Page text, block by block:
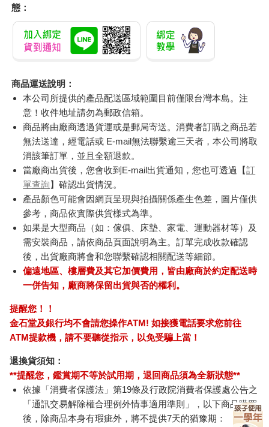
態：
商品運送說明：
本公司所提供的產品配送區域範圍目前僅限台灣本島。注
意！收件地址請勿為郵政信箱。
商品將由廠商透過貨運或是郵局寄送。消費者訂購之商品若
無法送達，經電話或 E-mail無法聯繫逾三天者，本公司將取
消該筆訂單，並且全額退款。
當廠商出貨後，您會收到E-mail出貨通知，您也可透過【訂
單查詢】確認出貨情況。
產品顏色可能會因網頁呈現與拍攝關係產生色差，圖片僅供
參考，商品依實際供貨樣式為準。
如果是大型商品（如：傢俱、床墊、家電、運動器材等）及
需安裝商品，請依商品頁面說明為主。訂單完成收款確認
後，出貨廠商將會和您聯繫確認相關配送等細節。
偏遠地區、樓層費及其它加價費用，皆由廠商於約定配送時
一併告知，廠商將保留出貨與否的權利。
提醒您！！
金石堂及銀行均不會請您操作ATM! 如接獲電話要求您前往
ATM提款機，請不要聽從指示，以免受騙上當！
退換貨須知：
**提醒您，鑑賞期不等於試用期，退回商品須為全新狀態**
依據「消費者保護法」第19條及行政院消費者保護處公告之
「通訊交易解除權合理例外情事適用準則」，以下商品購買
後，除商品本身有瑕疵外，將不提供7天的猶豫期：